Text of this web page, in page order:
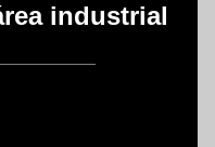
industrial